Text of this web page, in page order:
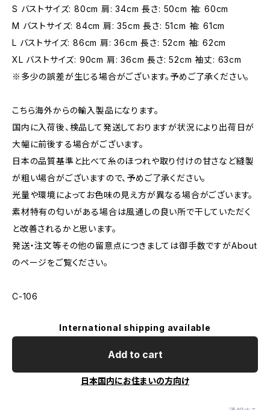
S バストサイズ: 80cm 肩: 34cm 長さ: 50cm 袖: 60cm
M バストサイズ: 84cm 肩: 35cm 長さ: 51cm 袖: 61cm
L バストサイズ: 86cm 肩: 36cm 長さ: 52cm 袖: 62cm
XL バストサイズ: 90cm 肩: 36cm 長さ: 52cm 袖丈: 63cm
※多少の誤差が生じる場合がございます。予めご了承ください。
こちら海外からの輸入製品になります。
国内に入荷後、検品して発送しておりますが状況により出荷日が
大幅に前後する場合がございます。
日本の品質基準と比べて糸のほつれや取り付けの甘さなど縫製
が粗い場合がございますので、予めご了承ください。
光量や環境によってお色味の見え方が異なる場合がございます。
素材特有の匂いがある場合は風通しの良い所で干していただく
と改善されるかと思います。
発送・注文等その他の留意点につきましては御手数ですがAbout
のページをご覧ください。
C-106
International shipping available
Add to cart
日本国内にお住まいの方向け